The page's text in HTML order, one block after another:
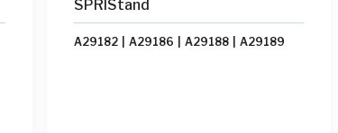
SPRIStand
A29182 A29186 A29188 A29189